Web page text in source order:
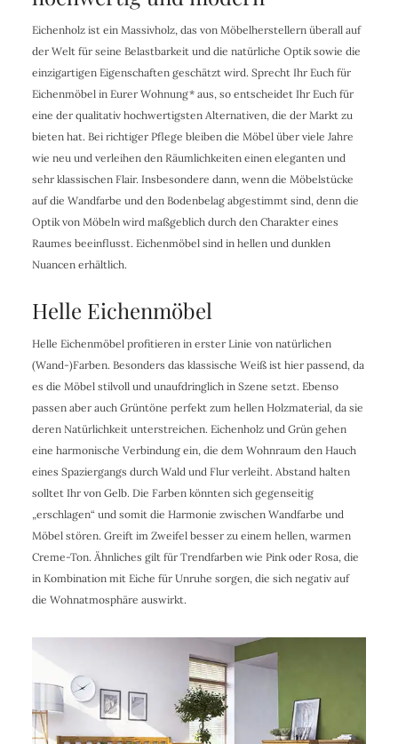
Eichenholz ist ein Massivholz, das von Möbelherstellern überall auf
der Welt für seine Belastbarkeit und die natürliche Optik sowie die
einzigartigen Eigenschaften geschätzt wird. Sprecht Ihr Euch für
Eichenmöbel in Eurer Wohnung* aus, so entscheidet Ihr Euch für
eine der qualitativ hochwertigsten Alternativen, die der Markt zu
bieten hat. Bei richtiger Pflege bleiben die Möbel über viele Jahre
wie neu und verleihen den Räumlichkeiten einen eleganten und
sehr klassischen Flair. Insbesondere dann, wenn die Möbelstücke
auf die Wandfarbe und den Bodenbelag abgestimmt sind, denn die
Optik von Möbeln wird maßgeblich durch den Charakter eines
Raumes beeinflusst. Eichenmöbel sind in hellen und dunklen
Nuancen erhältlich.
Helle Eichenmöbel
Helle Eichenmöbel profitieren in erster Linie von natürlichen
(Wand-)Farben. Besonders das klassische Weiß ist hier passend, da
es die Möbel stilvoll und unaufdringlich in Szene setzt. Ebenso
passen aber auch Grüntöne perfekt zum hellen Holzmaterial, da sie
deren Natürlichkeit unterstreichen. Eichenholz und Grün gehen
eine harmonische Verbindung ein, die dem Wohnraum den Hauch
eines Spaziergangs durch Wald und Flur verleiht. Abstand halten
solltet Ihr von Gelb. Die Farben könnten sich gegenseitig
„erschlagen“ und somit die Harmonie zwischen Wandfarbe und
Möbel stören. Greift im Zweifel besser zu einem hellen, warmen
Creme-Ton. Ähnliches gilt für Trendfarben wie Pink oder Rosa, die
in Kombination mit Eiche für Unruhe sorgen, die sich negativ auf
die Wohnatmosphäre auswirkt.